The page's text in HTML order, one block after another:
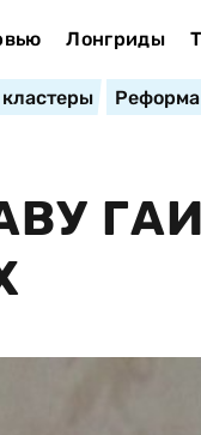
Лонгриды